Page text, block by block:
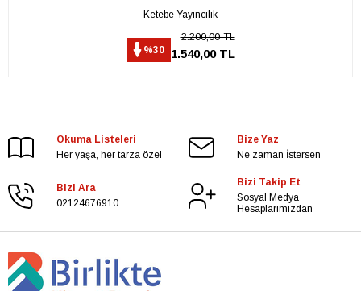
Ketebe Yayıncılık
%30
2.200,00 TL
1.540,00 TL
Okuma Listeleri
Her yaşa, her tarza özel
Bize Yaz
Ne zaman İstersen
Bizi Ara
02124676910
Bizi Takip Et
Sosyal Medya
Hesaplarımızdan